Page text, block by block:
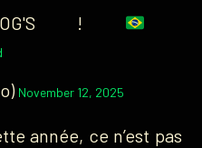
OG'S !
November 12, 2025
année, ce n’est pas